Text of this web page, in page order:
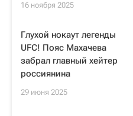
16 ноября 2025
Глухой нокаут легенды
UFC! Пояс Махачева
забрал главный хейтер
россиянина
29 июня 2025